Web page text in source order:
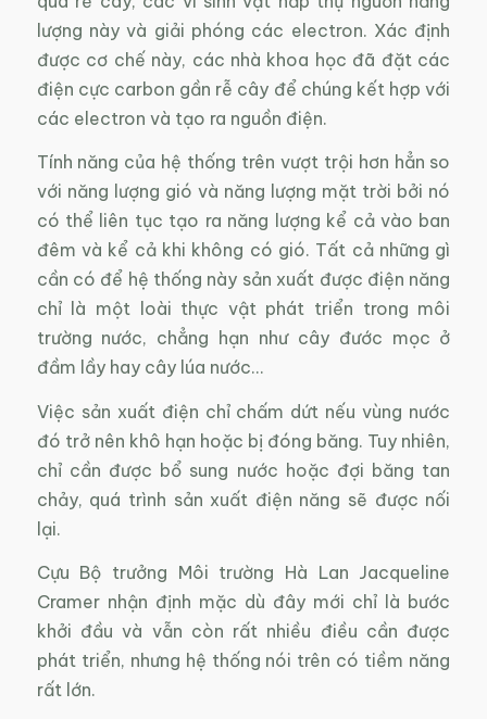
lượng này và giải phóng các electron. Xác định
được cơ chế này, các nhà khoa học đã đặt các
điện cực carbon gần rễ cây để chúng kết hợp với
các electron và tạo ra nguồn điện.
Tính năng của hệ thống trên vượt trội hơn hẳn so
với năng lượng gió và năng lượng mặt trời bởi nó
có thể liên tục tạo ra năng lượng kể cả vào ban
đêm và kể cả khi không có gió. Tất cả những gì
cần có để hệ thống này sản xuất được điện năng
chỉ là một loài thực vật phát triển trong môi
trường nước, chẳng hạn như cây đước mọc ở
đầm lầy hay cây lúa nước…
Việc sản xuất điện chỉ chấm dứt nếu vùng nước
đó trở nên khô hạn hoặc bị đóng băng. Tuy nhiên,
chỉ cần được bổ sung nước hoặc đợi băng tan
chảy, quá trình sản xuất điện năng sẽ được nối
lại.
Cựu Bộ trưởng Môi trường Hà Lan Jacqueline
Cramer nhận định mặc dù đây mới chỉ là bước
khởi đầu và vẫn còn rất nhiều điều cần được
phát triển, nhưng hệ thống nói trên có tiềm năng
rất lớn.